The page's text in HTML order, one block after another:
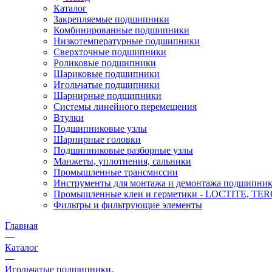
Каталог
Закрепляемые подшипники
Комбинированные подшипники
Низкотемпературные подшипники
Сверхточные подшипники
Роликовые подшипники
Шариковые подшипники
Игольчатые подшипники
Шарнирные подшипники
Системы линейного перемещения
Втулки
Подшипниковые узлы
Шарнирные головки
Подшипниковые разборные узлы
Манжеты, уплотнения, сальники
Промышленные трансмиссии
Инструменты для монтажа и демонтажа
Промышленные клеи и герметики - LOCTITE,
Фильтры и фильтрующие элементы
Главная
—
Каталог
—
Игольчатые подшипники